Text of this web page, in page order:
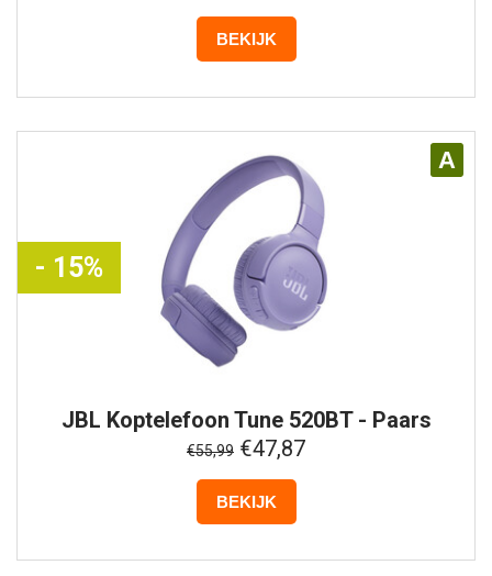
BEKIJK
A
- 15%
JBL Koptelefoon Tune 520BT - Paars
€55,99 €47,87
BEKIJK